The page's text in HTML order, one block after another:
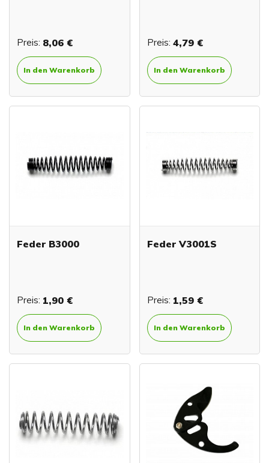
Preis: 8,06 €
In den Warenkorb
Preis: 4,79 €
In den Warenkorb
Feder B3000
Preis: 1,90 €
In den Warenkorb
Feder V3001S
Preis: 1,59 €
In den Warenkorb